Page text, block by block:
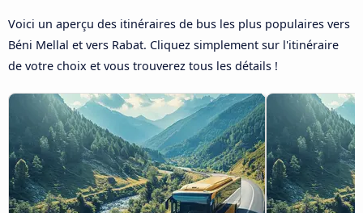
Voici un aperçu des itinéraires de bus les plus populaires vers
Béni Mellal et vers Rabat. Cliquez simplement sur l'itinéraire
de votre choix et vous trouverez tous les détails !